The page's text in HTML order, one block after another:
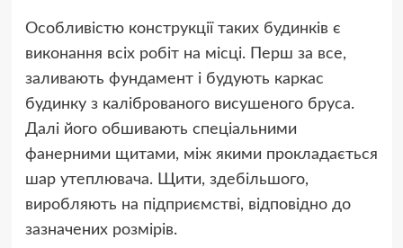
Особливістю конструкції таких будинків є
виконання всіх робіт на місці. Перш за все,
заливають фундамент і будують каркас
будинку з каліброваного висушеного бруса.
Далі його обшивають спеціальними
фанерними щитами, між якими прокладається
шар утеплювача. Щити, здебільшого,
виробляють на підприємстві, відповідно до
зазначених розмірів.